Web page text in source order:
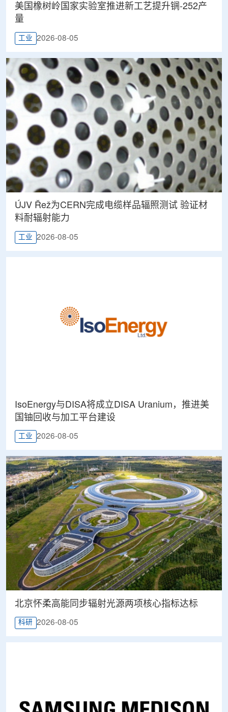
美国橡树岭国家实验室推进新工艺提升锎-252产
量
工业 2026-08-05
ÚJV Řež为CERN完成电缆样品辐照测试 验证材
料耐辐射能力
工业 2026-08-05
IsoEnergy与DISA将成立DISA Uranium，推进美
国铀回收与加工平台建设
工业 2026-08-05
北京怀柔高能同步辐射光源两项核心指标达标
科研 2026-08-05